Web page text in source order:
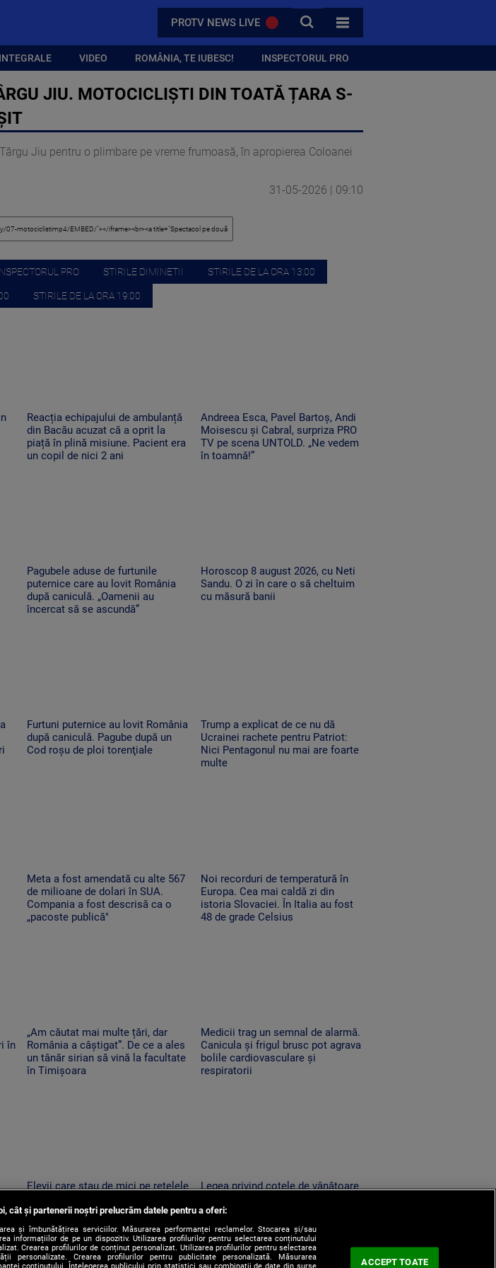
PROTV NEWS LIVE CAUTA
TOATE CATEGORIILE
VIDEO ROMÂNIA, TE IUBESC! INSPECTORUL PRO
JIU. MOTOCICLIȘTI DIN TOATĂ ȚARA S-
Jiu pentru o plimbare pe vreme frumoasă, în apropierea Coloanei
31-05-2026 | 09:10
PRO STIRILE DIMINETII STIRILE DE LA ORA 13:00
STIRILE DE LA ORA 19:00
Reacția echipajului de ambulanță
din Bacău acuzat că a oprit la
piață în plină misiune. Pacient era
un copil de nici 2 ani
Andreea Esca, Pavel Bartoș, Andi
Moisescu și Cabral, surpriza PRO
TV pe scena UNTOLD. „Ne vedem
în toamnă!”
Pagubele aduse de furtunile
puternice care au lovit România
după caniculă. „Oamenii au
încercat să se ascundă”
Horoscop 8 august 2026, cu Neti
Sandu. O zi în care o să cheltuim
cu măsură banii
Furtuni puternice au lovit România
după caniculă. Pagube după un
Cod roşu de ploi torenţiale
Trump a explicat de ce nu dă
Ucrainei rachete pentru Patriot:
Nici Pentagonul nu mai are foarte
multe
Meta a fost amendată cu alte 567
de milioane de dolari în SUA.
Compania a fost descrisă ca o
„pacoste publică"
Noi recorduri de temperatură în
Europa. Cea mai caldă zi din
istoria Slovaciei. În Italia au fost
48 de grade Celsius
în
„Am căutat mai multe țări, dar
România a câștigat”. De ce a ales
un tânăr sirian să vină la facultate
în Timișoara
Medicii trag un semnal de alarmă.
Canicula și frigul brusc pot agrava
bolile cardiovasculare și
respiratorii
Elevii care stau de mici pe rețelele
mai proaste la școală. Ce arată un
studiu
Legea privind cotele de vânătoare
Modificările solicitate de Nicușor
Dan
cât și partenerii noștri prelucrăm datele pentru a oferi:
și îmbunătățirea serviciilor. Măsurarea performanței reclamelor. Stocarea și/sau
informațiilor de pe un dispozitiv. Utilizarea profilurilor pentru selectarea conținutului
Crearea profilurilor de conținut personalizat. Utilizarea profilurilor pentru selectarea
personalizate. Crearea profilurilor pentru publicitate personalizată. Măsurarea
ACCEPT TOATE